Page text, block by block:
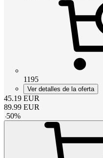
1195
Ver detalles de la oferta
45.19 EUR
89.99 EUR
-50%